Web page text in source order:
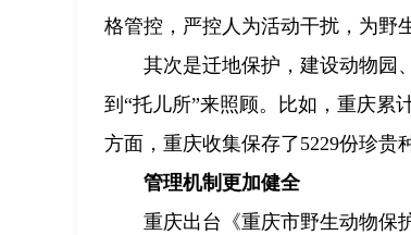
格管控，严控人为活动干扰，为野
其次是迁地保护，建设动物园
到“托儿所”来照顾。比如，重庆累
方面，重庆收集保存了5229份珍贵
管理机制更加健全
重庆出台《重庆市野生动物保